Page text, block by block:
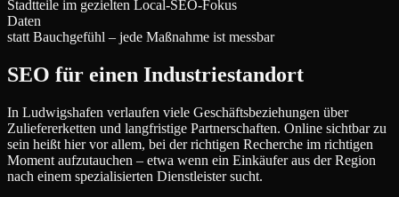
Stadtteile im gezielten Local-SEO-Fokus
Daten
statt Bauchgefühl – jede Maßnahme ist messbar
SEO für einen Industriestandort
In Ludwigshafen verlaufen viele Geschäftsbeziehungen über
Zuliefererketten und langfristige Partnerschaften. Online sichtbar zu
sein heißt hier vor allem, bei der richtigen Recherche im richtigen
Moment aufzutauchen – etwa wenn ein Einkäufer aus der Region
nach einem spezialisierten Dienstleister sucht.